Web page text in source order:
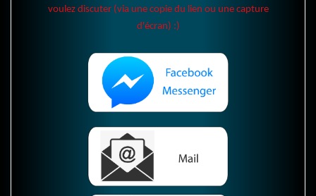
voulez discuter (via une copie du lien ou une capture
d'écran) :)